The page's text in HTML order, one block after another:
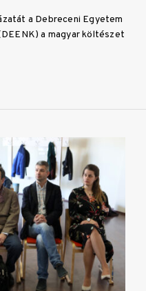
a Debreceni Egyetem
a magyar költészet